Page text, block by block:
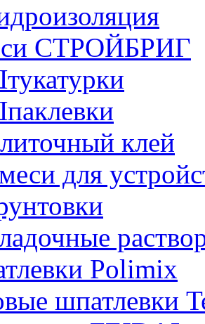
СТРОЙБРИГ
клей
для
Polimix
шпатлевки